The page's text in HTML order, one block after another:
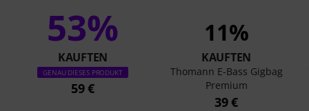
53%
KAUFTEN
GENAU DIESES PRODUKT
59 €
11%
KAUFTEN
Thomann E-Bass Gigbag
Premium
39 €